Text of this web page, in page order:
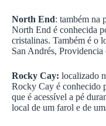
North End: também na
North End é conhecida
cristalinas. Também é o
San Andrés, Providencia
Rocky Cay: localizado
Rocky Cay é conhecido
que é acessível a pé
local de um farol e de